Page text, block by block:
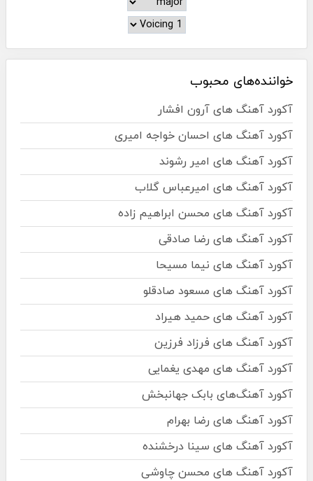
خواننده‌های محبوب
آکورد آهنگ های آرون افشار
آکورد آهنگ های احسان خواجه امیری
آکورد آهنگ های امیر رشوند
آکورد آهنگ های امیرعباس گلاب
آکورد آهنگ های محسن ابراهیم زاده
آکورد آهنگ های رضا صادقی
آکورد آهنگ های نیما مسیحا
آکورد آهنگ های مسعود صادقلو
آکورد آهنگ های حمید هیراد
آکورد آهنگ های فرزاد فرزین
آکورد آهنگ های مهدی یغمایی
آکورد آهنگ‌های بابک جهانبخش
آکورد آهنگ های رضا بهرام
آکورد آهنگ های سینا درخشنده
آکورد آهنگ های محسن چاوشی